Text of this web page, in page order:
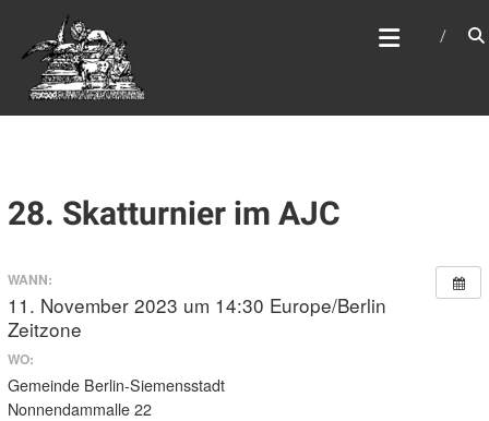
springen
WEBSITE DES
APOSTELAMTES JESU
CHRISTI KÖR
28. Skatturnier im AJC
WANN:
11. November 2023 um 14:30 Europe/Berlin
Zeitzone
WO:
Gemeinde Berlin-Siemensstadt
Nonnendammalle 22